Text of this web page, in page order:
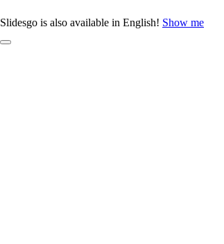
Slidesgo is also available in English! Show me